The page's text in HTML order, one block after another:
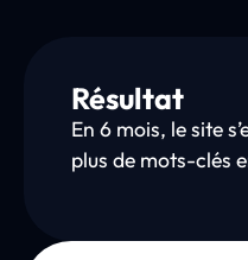
Résultat
En 6 mois, le site
plus de mots-clés